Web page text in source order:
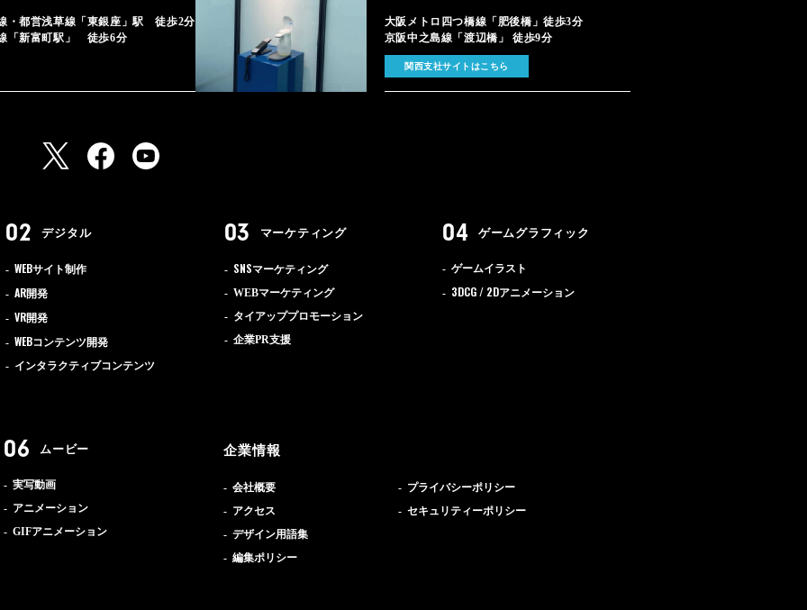
・都営浅草線「東銀座」駅 徒歩2分
「新富町駅」 徒歩6分
大阪メトロ四つ橋線「肥後橋」徒歩3分
京阪中之島線「渡辺橋」 徒歩9分
関西支社サイトはこちら
デジタル
WEBサイト制作
AR開発
VR開発
WEBコンテンツ開発
インタラクティブコンテンツ
マーケティング
SNSマーケティング
WEBマーケティング
タイアッププロモーション
企業PR支援
ゲームグラフィック
ゲームイラスト
3DCG / 2Dアニメーション
ムービー
実写動画
アニメーション
GIFアニメーション
企業情報
会社概要
アクセス
デザイン用語集
編集ポリシー
プライバシーポリシー
セキュリティーポリシー